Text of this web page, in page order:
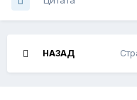
НАЗАД